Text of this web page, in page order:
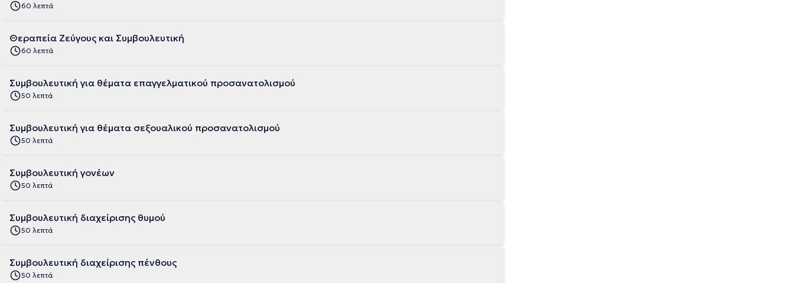
60 λεπτά
Θεραπεία Ζεύγους και Συμβουλευτική
60 λεπτά
Συμβουλευτική για θέματα επαγγελματικού προσανατολισμού
50 λεπτά
Συμβουλευτική για θέματα σεξουαλικού προσανατολισμού
50 λεπτά
Συμβουλευτική γονέων
50 λεπτά
Συμβουλευτική διαχείρισης θυμού
50 λεπτά
Συμβουλευτική διαχείρισης πένθους
50 λεπτά